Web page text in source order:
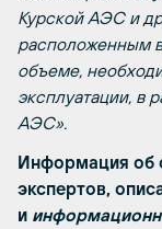
Курской АЭС и
расположенным
объеме,
эксплуатации, в
АЭС».
Информация об
экспертов,
и